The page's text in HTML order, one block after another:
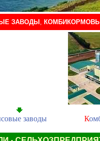
ЗАВОДЫ ,
заводы К